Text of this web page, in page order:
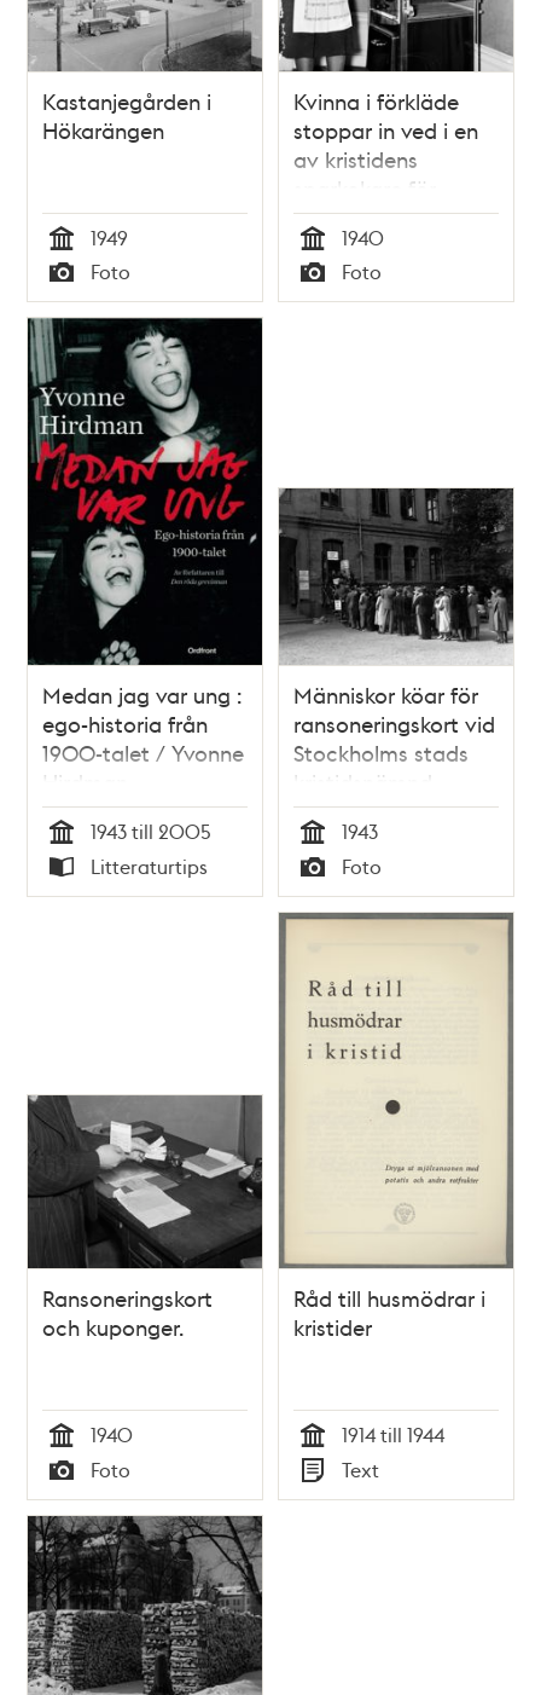
Kastanjegården i
Hökarängen
Tid
1949
Typ
Foto
Kvinna i förkläde
stoppar in ved i en
av kristidens
sparkokare för
matlagning
Tid
1940
Typ
Foto
Medan jag var ung :
ego-historia från
1900-talet / Yvonne
Hirdman
Tid
1943 till 2005
Typ
Litteraturtips
Människor köar för
ransoneringskort vid
Stockholms stads
kristidsnämnd
Vasagatan 13.
Tid
1943
Typ
Foto
Ransoneringskort
och kuponger.
Tid
1940
Typ
Foto
Råd till husmödrar i
kristider
Tid
1914 till 1944
Typ
Text